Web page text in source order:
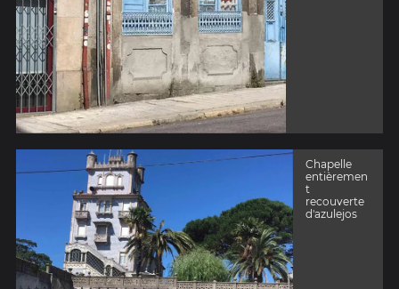
Chapelle
entièremen
t
recouverte
d'azulejos